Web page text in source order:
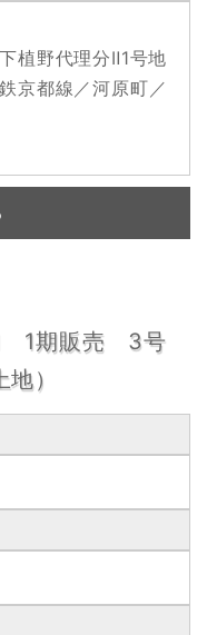
植野代理分Ⅱ1号地
京都線／河原町／
Ⅱ 1期販売 3号
）